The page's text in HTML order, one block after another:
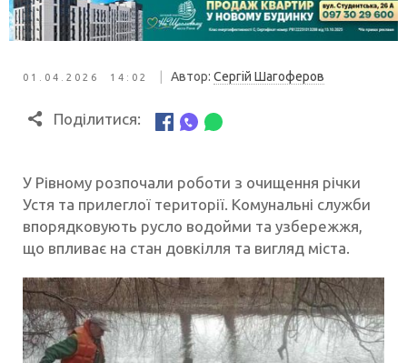
01.04.2026 14:02 Автор: Сергій Шагоферов
Поділитися:
У Рівному розпочали роботи з очищення річки
Устя та прилеглої території. Комунальні служби
впорядковують русло водойми та узбережжя,
що впливає на стан довкілля та вигляд міста.